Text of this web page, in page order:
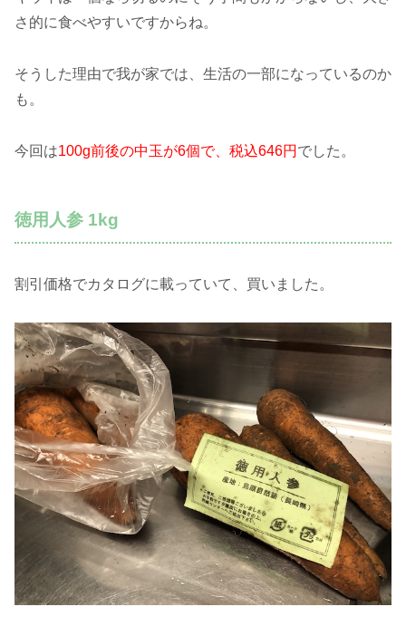
さ的に食べやすいですからね。
そうした理由で我が家では、生活の一部になっているのか
も。
今回は100g前後の中玉が6個で、税込646円 でした。
徳用人参 1kg
割引価格でカタログに載っていて、買いました。